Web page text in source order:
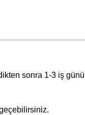
sonra 1-3 iş